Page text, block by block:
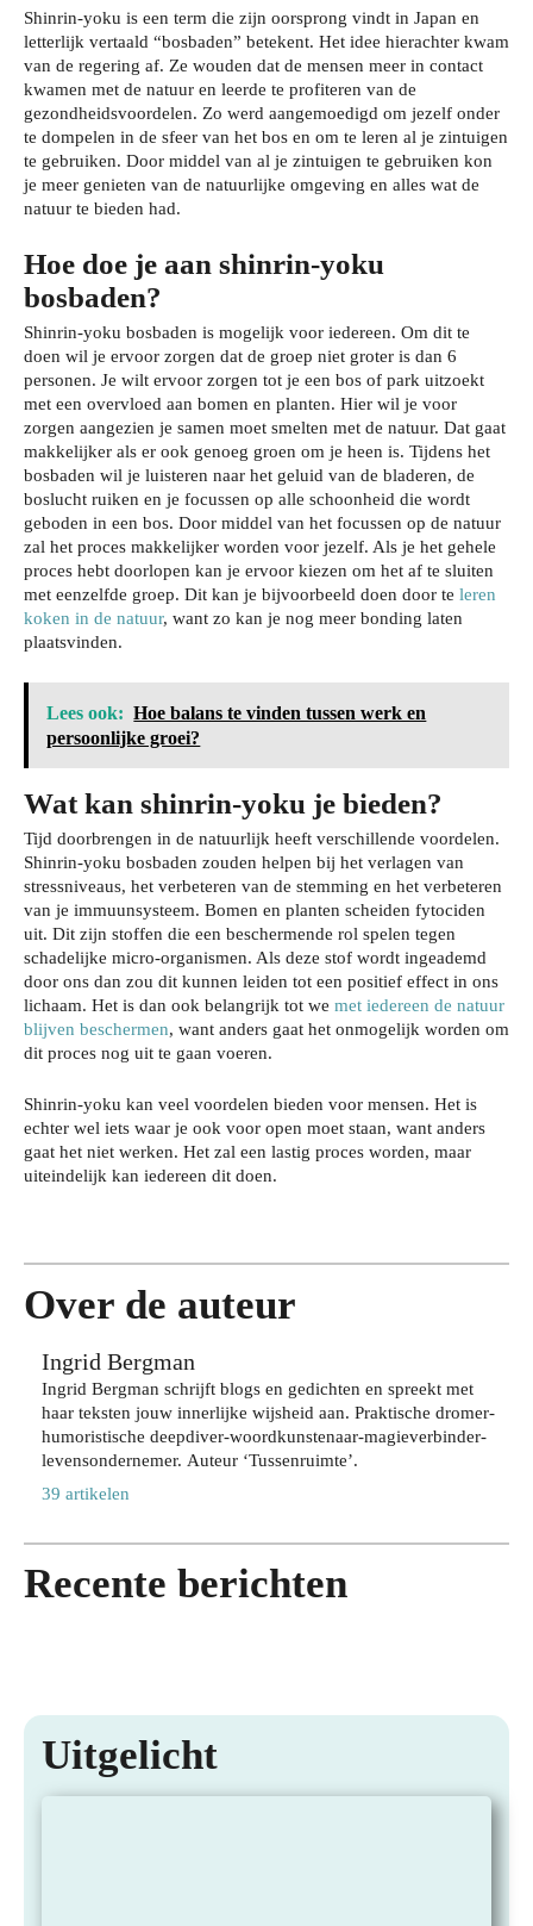
Shinrin-yoku is een term die zijn oorsprong vindt in Japan en
letterlijk vertaald “bosbaden” betekent. Het idee hierachter kwam
van de regering af. Ze wouden dat de mensen meer in contact
kwamen met de natuur en leerde te profiteren van de
gezondheidsvoordelen. Zo werd aangemoedigd om jezelf onder
te dompelen in de sfeer van het bos en om te leren al je zintuigen
te gebruiken. Door middel van al je zintuigen te gebruiken kon
je meer genieten van de natuurlijke omgeving en alles wat de
natuur te bieden had.
Hoe doe je aan shinrin-yoku
bosbaden?
Shinrin-yoku bosbaden is mogelijk voor iedereen. Om dit te
doen wil je ervoor zorgen dat de groep niet groter is dan 6
personen. Je wilt ervoor zorgen tot je een bos of park uitzoekt
met een overvloed aan bomen en planten. Hier wil je voor
zorgen aangezien je samen moet smelten met de natuur. Dat gaat
makkelijker als er ook genoeg groen om je heen is. Tijdens het
bosbaden wil je luisteren naar het geluid van de bladeren, de
boslucht ruiken en je focussen op alle schoonheid die wordt
geboden in een bos. Door middel van het focussen op de natuur
zal het proces makkelijker worden voor jezelf. Als je het gehele
proces hebt doorlopen kan je ervoor kiezen om het af te sluiten
met eenzelfde groep. Dit kan je bijvoorbeeld doen door te leren
koken in de natuur, want zo kan je nog meer bonding laten
plaatsvinden.
Lees ook: Hoe balans te vinden tussen werk en
persoonlijke groei?
Wat kan shinrin-yoku je bieden?
Tijd doorbrengen in de natuurlijk heeft verschillende voordelen.
Shinrin-yoku bosbaden zouden helpen bij het verlagen van
stressniveaus, het verbeteren van de stemming en het verbeteren
van je immuunsysteem. Bomen en planten scheiden fytociden
uit. Dit zijn stoffen die een beschermende rol spelen tegen
schadelijke micro-organismen. Als deze stof wordt ingeademd
door ons dan zou dit kunnen leiden tot een positief effect in ons
lichaam. Het is dan ook belangrijk tot we met iedereen de natuur
blijven beschermen, want anders gaat het onmogelijk worden om
dit proces nog uit te gaan voeren.
Shinrin-yoku kan veel voordelen bieden voor mensen. Het is
echter wel iets waar je ook voor open moet staan, want anders
gaat het niet werken. Het zal een lastig proces worden, maar
uiteindelijk kan iedereen dit doen.
Over de auteur
Ingrid Bergman
Ingrid Bergman schrijft blogs en gedichten en spreekt met
haar teksten jouw innerlijke wijsheid aan. Praktische dromer-
humoristische deepdiver-woordkunstenaar-magieverbinder-
levensondernemer. Auteur ‘Tussenruimte’.
39 artikelen
Recente berichten
bes
che
rm
je
rkle
ur
lan
met
de
juis
te
sha
mp
JULI
2026
Da
gje
am:
zo
bel
je
de
stad
op
jou
w
po
28
JULI
Je
nin
g
bev
eili
en
inbr
aak
zon
der
in
te
lev
ere
op
stijl
27
Wat
je
har
cho
n
gen
ove
r
jou
w
acti
lev
ens
stijl
Uitgelicht